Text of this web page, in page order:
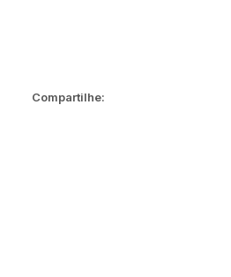
Compartilhe: